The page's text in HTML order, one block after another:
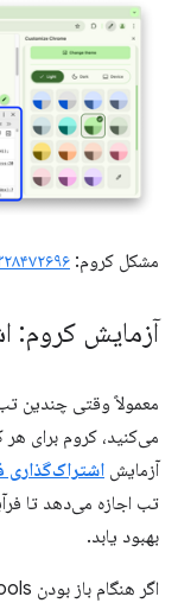
مشکل کروم:
آزمایش کروم:
معمولاً وقتی چندین
می‌کنید، کروم برای هر
آزمایش اشتراک‌گذاری
تب اجازه می‌دهد تا
بهبود یابد.